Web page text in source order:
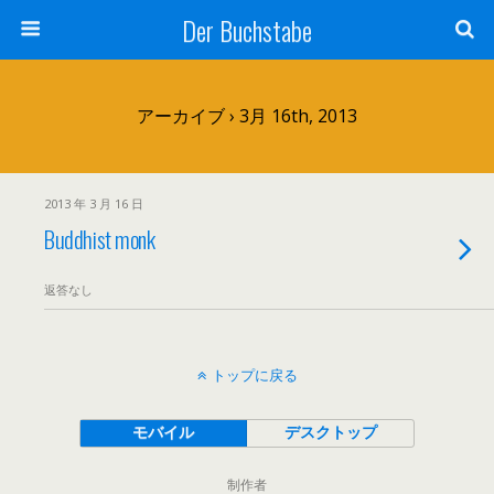
Der Buchstabe
アーカイブ › 3月 16th, 2013
2013 年 3 月 16 日
Buddhist monk
返答なし
トップに戻る
モバイル デスクトップ
制作者